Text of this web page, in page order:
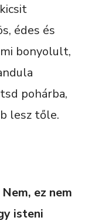
édes és
bonyolult,
pohárba,
lesz tőle.
ez nem
isteni